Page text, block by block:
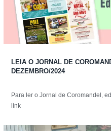
LEIA O JORNAL DE
DEZEMBRO/2024
Para ler o Jornal de Coromandel,
link